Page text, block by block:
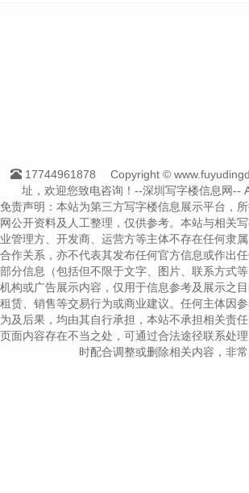
17744961878
Copyright ©
址，欢迎您致电咨询！--深圳写字楼信息网--
免责声明：本站为第三方写字楼信息展示平台，
网公开资料及人工整理，仅供参考。本站与相关
业管理方、开发商、运营方等主体不存在任何隶
合作关系，亦不代表其发布任何官方信息或作出
部分信息（包括但不限于文字、图片、联系方式
机构或广告展示内容，仅用于信息参考及展示之目
租赁、销售等交易行为或商业建议。任何主体因
为及后果，均由其自行承担，本站不承担相关责
页面内容存在不当之处，可通过合法途径联系处
时配合调整或删除相关内容，非常